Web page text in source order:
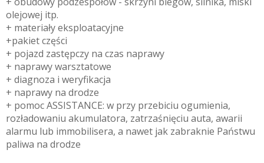
olejowej itp.
+ materiały eksploatacyjne
+pakiet części
+ pojazd zastępczy na czas naprawy
+ naprawy warsztatowe
+ diagnoza i weryfikacja
+ naprawy na drodze
+ pomoc ASSISTANCE: w przy przebiciu ogumienia,
rozładowaniu akumulatora, zatrzaśnięciu auta, awarii
alarmu lub immobilisera, a nawet jak zabraknie Państwu
paliwa na drodze